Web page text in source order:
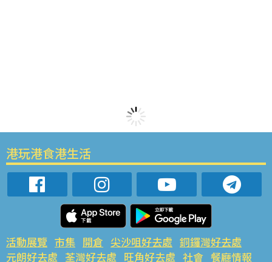
港玩港食港生活
活動展覽 市集 開倉 尖沙咀好去處 銅鑼灣好去處
元朗好去處 荃灣好去處 旺角好去處 社會 餐廳情報